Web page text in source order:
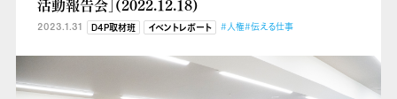
活動報告会」(2022.12.18)
2023.1.31 D4P取材班 イベントレポート #人権#伝える仕事